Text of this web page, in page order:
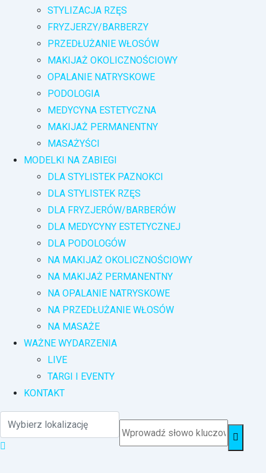
STYLIZACJA RZĘS
FRYZJERZY/BARBERZY
PRZEDŁUŻANIE WŁOSÓW
MAKIJAŻ OKOLICZNOŚCIOWY
OPALANIE NATRYSKOWE
PODOLOGIA
MEDYCYNA ESTETYCZNA
MAKIJAŻ PERMANENTNY
MASAŻYŚCI
MODELKI NA ZABIEGI
DLA STYLISTEK PAZNOKCI
DLA STYLISTEK RZĘS
DLA FRYZJERÓW/BARBERÓW
DLA MEDYCYNY ESTETYCZNEJ
DLA PODOLOGÓW
NA MAKIJAŻ OKOLICZNOŚCIOWY
NA MAKIJAŻ PERMANENTNY
NA OPALANIE NATRYSKOWE
NA PRZEDŁUŻANIE WŁOSÓW
NA MASAŻE
WAŻNE WYDARZENIA
LIVE
TARGI I EVENTY
KONTAKT